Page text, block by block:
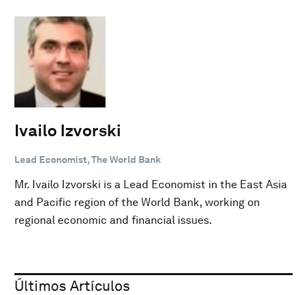
Ivailo Izvorski
Lead Economist, The World Bank
Mr. Ivailo Izvorski is a Lead Economist in the East Asia
and Pacific region of the World Bank, working on
regional economic and financial issues.
Últimos Artículos